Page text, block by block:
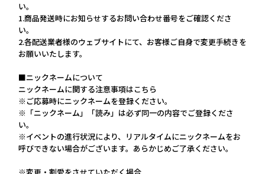
い。
1.商品発送時にお知らせするお問い合わせ番号をご確認くださ
い。
2.各配送業者様のウェブサイトにて、お客様ご自身で変更手続きを
お願いいたします。
■ニックネームについて
ニックネームに関する注意事項はこちら
※ご応募時にニックネームを登録ください。
※「ニックネーム」「読み」は必ず同一の内容でご登録くださ
い。
※イベントの進行状況により、リアルタイムにニックネームをお
呼びできない場合がございます。あらかじめご了承ください。